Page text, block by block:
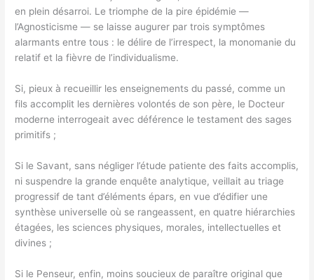
en plein désarroi. Le triomphe de la pire épidémie —
l’Agnosticisme — se laisse augurer par trois symptômes
alarmants entre tous : le délire de l’irrespect, la monomanie du
relatif et la fièvre de l’individualisme.
Si, pieux à recueillir les enseignements du passé, comme un
fils accomplit les dernières volontés de son père, le Docteur
moderne interrogeait avec déférence le testament des sages
primitifs ;
Si le Savant, sans négliger l’étude patiente des faits accomplis,
ni suspendre la grande enquête analytique, veillait au triage
progressif de tant d’éléments épars, en vue d’édifier une
synthèse universelle où se rangeassent, en quatre hiérarchies
étagées, les sciences physiques, morales, intellectuelles et
divines ;
Si le Penseur, enfin, moins soucieux de paraître original que